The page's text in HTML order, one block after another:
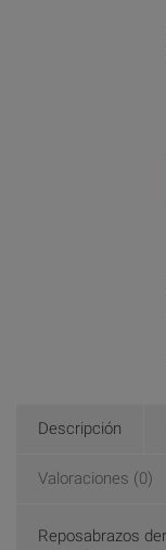
Descripción
Valoraciones (0)
Reposabrazos